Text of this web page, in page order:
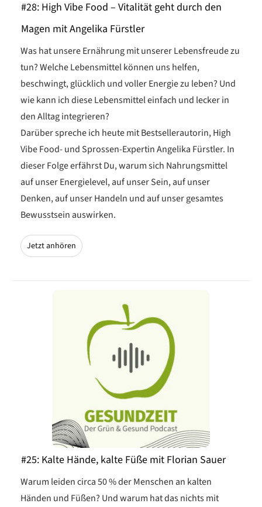
#28: High Vibe Food – Vitalität geht durch den
Magen mit Angelika Fürstler
Was hat unsere Ernährung mit unserer Lebensfreude zu
tun? Welche Lebensmittel können uns helfen,
beschwingt, glücklich und voller Energie zu leben? Und
wie kann ich diese Lebensmittel einfach und lecker in
den Alltag integrieren?
Darüber spreche ich heute mit Bestsellerautorin, High
Vibe Food- und Sprossen-Expertin Angelika Fürstler. In
dieser Folge erfährst Du, warum sich Nahrungsmittel
auf unser Energielevel, auf unser Sein, auf unser
Denken, auf unser Handeln und auf unser gesamtes
Bewusstsein auswirken.
Jetzt anhören
#25: Kalte Hände, kalte Füße mit Florian Sauer
Warum leiden circa 50 % der Menschen an kalten
Händen und Füßen? Und warum hat das nichts mit